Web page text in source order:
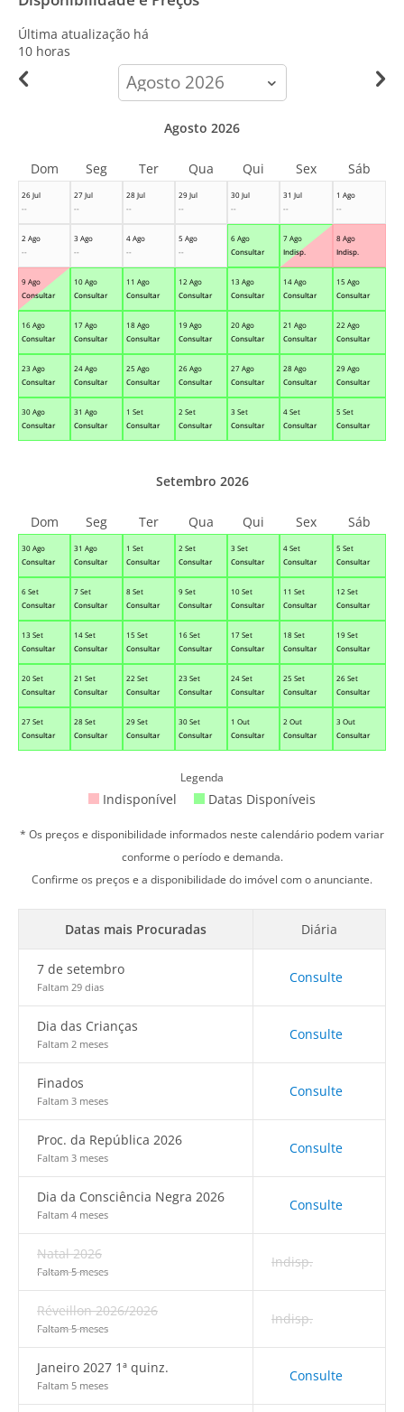
Última atualização há
10 horas
calendar-
month
26 Jul
--
27 Jul
--
28 Jul
--
29 Jul
--
30 Jul
--
31 Jul
--
1 Ago
--
2 Ago
--
3 Ago
--
4 Ago
--
5 Ago
--
6 Ago
Consultar
7 Ago
Indisp.
8 Ago
Indisp.
9 Ago
Consultar
10 Ago
Consultar
11 Ago
Consultar
12 Ago
Consultar
13 Ago
Consultar
14 Ago
Consultar
15 Ago
Consultar
16 Ago
Consultar
17 Ago
Consultar
18 Ago
Consultar
19 Ago
Consultar
20 Ago
Consultar
21 Ago
Consultar
22 Ago
Consultar
23 Ago
Consultar
24 Ago
Consultar
25 Ago
Consultar
26 Ago
Consultar
27 Ago
Consultar
28 Ago
Consultar
29 Ago
Consultar
30 Ago
Consultar
31 Ago
Consultar
1 Set
Consultar
2 Set
Consultar
3 Set
Consultar
4 Set
Consultar
5 Set
Consultar
Agosto 2026
Dom Seg Ter Qua Qui Sex Sáb
30 Ago
Consultar
31 Ago
Consultar
1 Set
Consultar
2 Set
Consultar
3 Set
Consultar
4 Set
Consultar
5 Set
Consultar
6 Set
Consultar
7 Set
Consultar
8 Set
Consultar
9 Set
Consultar
10 Set
Consultar
11 Set
Consultar
12 Set
Consultar
13 Set
Consultar
14 Set
Consultar
15 Set
Consultar
16 Set
Consultar
17 Set
Consultar
18 Set
Consultar
19 Set
Consultar
20 Set
Consultar
21 Set
Consultar
22 Set
Consultar
23 Set
Consultar
24 Set
Consultar
25 Set
Consultar
26 Set
Consultar
27 Set
Consultar
28 Set
Consultar
29 Set
Consultar
30 Set
Consultar
1 Out
Consultar
2 Out
Consultar
3 Out
Consultar
Setembro 2026
Dom Seg Ter Qua Qui Sex Sáb
Legenda
Indisponível Datas Disponíveis
* Os preços e disponibilidade informados neste calendário podem variar
conforme o período e demanda.
Confirme os preços e a disponibilidade do imóvel com o anunciante.
Datas mais Procuradas Diária
7 de setembro
Faltam 29 dias
Consulte
Dia das Crianças
Faltam 2 meses
Consulte
Finados
Faltam 3 meses
Consulte
Proc. da República 2026
Faltam 3 meses
Consulte
Dia da Consciência Negra 2026
Faltam 4 meses
Consulte
Natal 2026
Faltam 5 meses
Indisp.
Réveillon 2026/2026
Faltam 5 meses
Indisp.
Janeiro 2027 1ª quinz.
Faltam 5 meses
Consulte